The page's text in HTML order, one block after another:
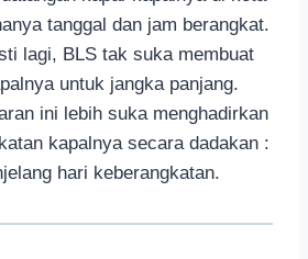
tanggal dan jam berangkat.
lagi, BLS tak suka membuat
untuk jangka panjang.
ini lebih suka menghadirkan
kapalnya secara dadakan :
hari keberangkatan.